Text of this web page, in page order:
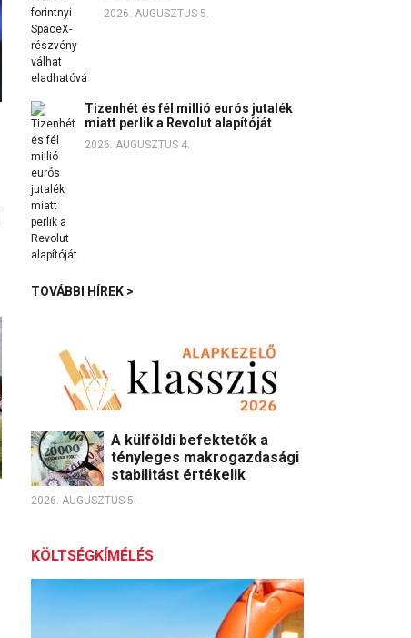
2026. AUGUSZTUS 5.
Tizenhét és fél millió eurós jutalék
miatt perlik a Revolut alapítóját
2026. AUGUSZTUS 4.
TOVÁBBI HÍREK >
A külföldi befektetők a
tényleges makrogazdasági
stabilitást értékelik
2026. AUGUSZTUS 5.
KÖLTSÉGKÍMÉLÉS